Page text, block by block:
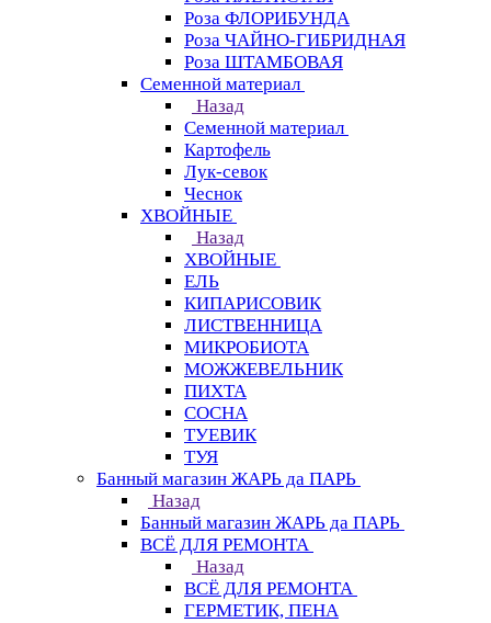
Роза ФЛОРИБУНДА
Роза ЧАЙНО-ГИБРИДНАЯ
Роза ШТАМБОВАЯ
Семенной материал
Назад
Семенной материал
Картофель
Лук-севок
Чеснок
ХВОЙНЫЕ
Назад
ХВОЙНЫЕ
ЕЛЬ
КИПАРИСОВИК
ЛИСТВЕННИЦА
МИКРОБИОТА
МОЖЖЕВЕЛЬНИК
ПИХТА
СОСНА
ТУЕВИК
ТУЯ
Банный магазин ЖАРЬ да ПАРЬ
Назад
Банный магазин ЖАРЬ да ПАРЬ
ВСЁ ДЛЯ РЕМОНТА
Назад
ВСЁ ДЛЯ РЕМОНТА
ГЕРМЕТИК, ПЕНА